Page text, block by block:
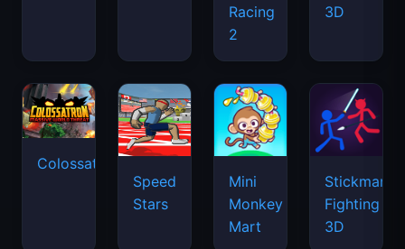
Racing
2
3D
Colossatron
Speed
Stars
Mini
Monkey
Mart
Stickman
Fighting
3D